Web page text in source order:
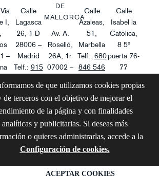
I,
–
info@tqinvestpro.com
Calle
Lagasca
26, 1-D
28006 –
Madrid
Telf.: 915
Email: info@tqinvestpro.com
DE
MALLORCA
Av. A.
Roselló,
26A, 1r
07002 –
Telf.:971
276 181
Email:info@tqinvestpro.com
Calle
Azaleas,
51,
Marbella
Telf.: 680
846 546
Calle
Isabel la
Católica,
8 5º
puerta 76-
77
276 181
Email:
POLÍTICA DE
de que utilizamos cookies propias
de terceros con el objetivo de mejorar el
de la página y con finalidades
analíticas y publicitarias. Si deseas más
o quieres administrarlas, accede a la
Configuración de cookies.
ACEPTAR COOKIES